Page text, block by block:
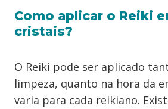
Como aplicar o Reiki
cristais?
O Reiki pode ser aplicado
limpeza, quanto na hora da
varia para cada reikiano.